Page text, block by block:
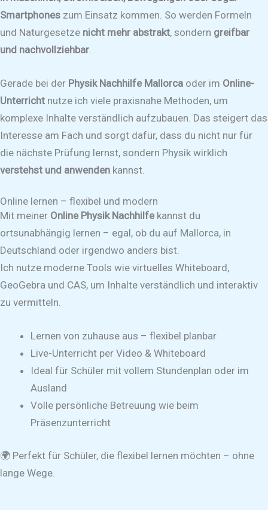
Smartphones zum Einsatz kommen. So werden Formeln
und Naturgesetze nicht mehr abstrakt, sondern greifbar
und nachvollziehbar
Gerade bei der Physik Nachhilfe Mallorca oder im Online-
Unterricht nutze ich viele praxisnahe Methoden, um
komplexe Inhalte verständlich aufzubauen. Das steigert das
Interesse am Fach und sorgt dafür, dass du nicht nur für
die nächste Prüfung lernst, sondern Physik wirklich
verstehst und anwenden kannst.
Online lernen – flexibel und modern
Mit meiner Online Physik Nachhilfekannst du
ortsunabhängig lernen – egal, ob du auf Mallorca, in
Deutschland oder irgendwo anders bist.
Ich nutze moderne Tools wie virtuelles Whiteboard,
GeoGebra und CAS, um Inhalte verständlich und interaktiv
zu vermitteln.
Lernen von zuhause aus – flexibel planbar
Live-Unterricht per Video & Whiteboard
Ideal für Schüler mit vollem Stundenplan oder im
Ausland
Volle persönliche Betreuung wie beim
Präsenzunterricht
🌍 Perfekt für Schüler, die flexibel lernen möchten – ohne
lange Wege.